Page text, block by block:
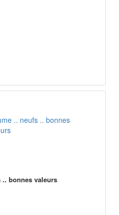
bonnes valeurs